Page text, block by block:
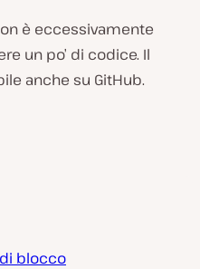
è eccessivamente
un po’ di codice. Il
anche su GitHub.
blocco